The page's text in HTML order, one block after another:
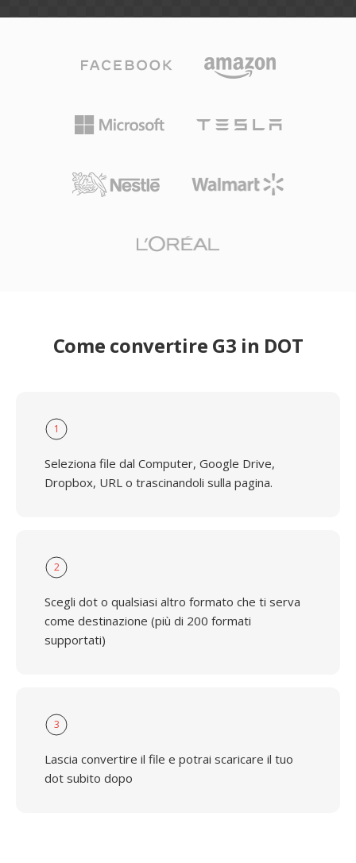
Come convertire G3 in DOT
1
Seleziona file dal Computer, Google Drive,
Dropbox, URL o trascinandoli sulla pagina.
2
Scegli dot o qualsiasi altro formato che ti serva
come destinazione (più di 200 formati
supportati)
3
Lascia convertire il file e potrai scaricare il tuo
dot subito dopo